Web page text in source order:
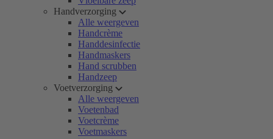
Handverzorging
Alle weergeven
Handcrème
Handdesinfectie
Handmaskers
Hand scrubben
Handzeep
Voetverzorging
Alle weergeven
Voetenbad
Voetcrème
Voetmaskers